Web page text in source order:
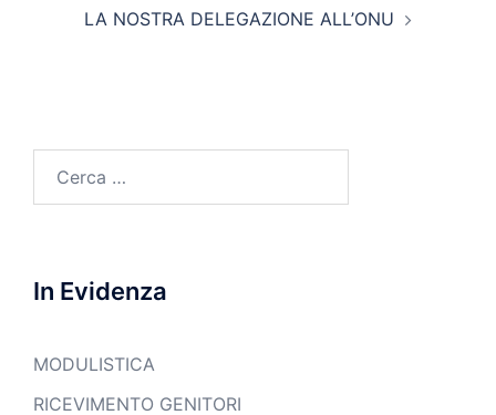
LA NOSTRA DELEGAZIONE ALL’ONU
In Evidenza
MODULISTICA
RICEVIMENTO GENITORI